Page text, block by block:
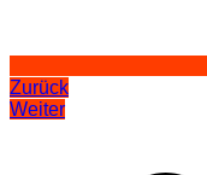
Zurück
Weiter